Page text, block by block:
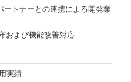
トナーとの連携による開発業
および機能改善対応
実績